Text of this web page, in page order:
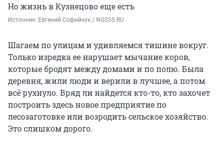
Но жизнь в Кузнецово еще есть
Источник: Евгений Софийчук / NGS55.RU
Шагаем по улицам и удивляемся тишине вокруг.
Только изредка ее нарушает мычание коров,
которые бродят между домами и по полю. Была
деревня, жили люди и верили в лучшее, а потом
всё рухнуло. Вряд ли найдется кто-то, кто захочет
построить здесь новое предприятие по
лесозаготовке или возродить сельское хозяйство.
Это слишком дорого.